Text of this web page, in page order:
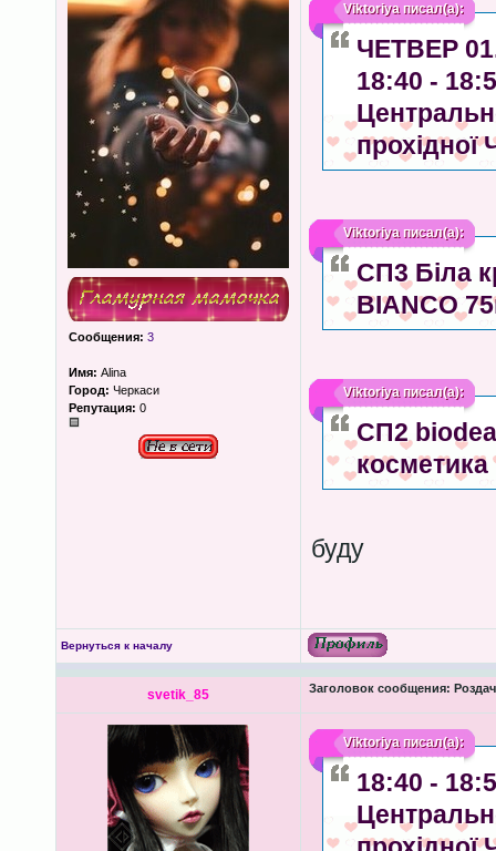
Сообщения: 3
Имя: Аlina
Город: Черкаси
Репутация: 0
Viktoriyaписал(а):
ЧЕТВЕР
18:40 -
прохідної
Viktoriyaписал(а):
СП3 Біла
BIANCO
Viktoriyaписал(а):
СП2
косметика
буду
Вернуться к началу
svetik_85 Заголовок сообщения:
Viktoriyaписал(а):
18:40 -